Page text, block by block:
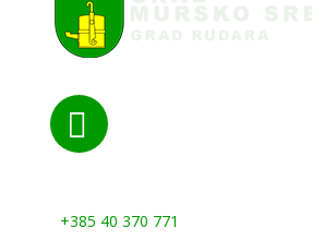

+385 40 370 771